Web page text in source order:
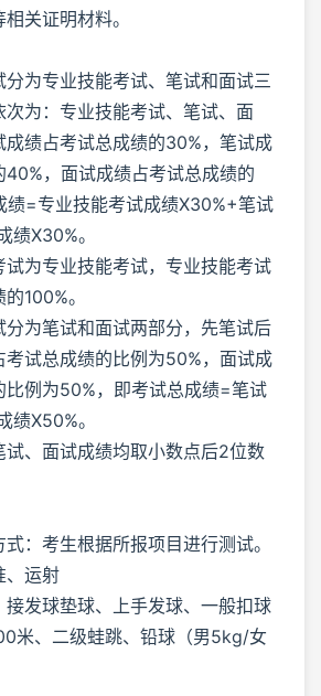
关证明材料。
为专业技能考试、笔试和面试三
为：专业技能考试、笔试、面
成绩占考试总成绩的30%，笔试成
，面试成绩占考试总成绩的
绩=专业技能考试成绩X30%+笔试
绩X30%。
为专业技能考试，专业技能考试
100%。
为笔试和面试两部分，先笔试后
考试总成绩的比例为50%，面试成
比例为50%，即考试总成绩=笔试
绩X50%。
试、面试成绩均取小数点后2位数
：考生根据所报项目进行测试。
、运射
发球垫球、上手发球、一般扣球
米、二级蛙跳、铅球（男5kg/女